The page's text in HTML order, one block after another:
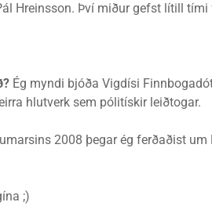
Hreinsson. Því miður gefst lítill
Ég myndi bjóða Vigdísi
hlutverk sem pólitískir leiðtogar.
2008 þegar ég ferðaðist um
;)